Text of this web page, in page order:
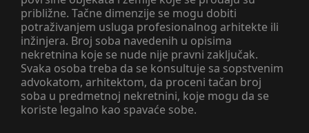
približne. Tačne dimenzije se mogu dobiti
potraživanjem usluga profesionalnog arhitekte ili
inžinjera. Broj soba navedenih u opisima
nekretnina koje se nude nije pravni zaključak.
Svaka osoba treba da se konsultuje sa sopstvenim
advokatom, arhitektom, da proceni tačan broj
soba u predmetnoj nekretnini, koje mogu da se
koriste legalno kao spavaće sobe.